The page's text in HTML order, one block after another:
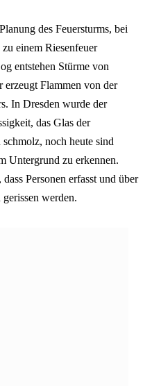
des Feuersturms, bei
einem Riesenfeuer
entstehen Stürme von
erzeugt Flammen von der
In Dresden wurde der
das Glas der
noch heute sind
Untergrund zu erkennen.
Personen erfasst und über
werden.